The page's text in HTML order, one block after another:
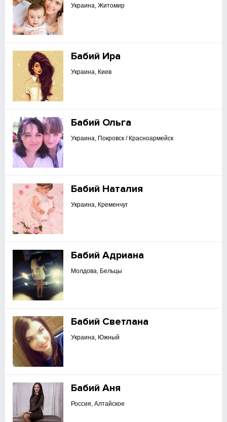
Украина, Житомир
Бабий Ира
Украина, Киев
Бабий Ольга
Украина, Покровск / Красноармейск
Бабий Наталия
Украина, Кременчуг
Бабий Адриана
Молдова, Бельцы
Бабий Светлана
Украина, Южный
Бабий Аня
Россия, Алтайское